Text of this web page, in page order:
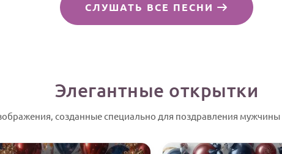
СЛУШАТЬ ВСЕ ПЕСНИ
Элегантные открытки
созданные специально для поздравления